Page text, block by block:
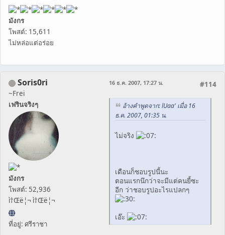
มังกร
โพสต์: 15,611
ไม่หล่อแต่อร่อย
Soris0ri
~Frei
เฟรินจริงๆ
มังกร
โพสต์: 52,936
ì†Œë¦¬ ì†Œë¦¬
ที่อยู่: ศรีราชา
#114
16 ธ.ค. 2007, 17:27 น.
อ้างคำพูดจาก: lUaa' เมื่อ 16
ธ.ค. 2007, 01:35 น.
ไม่จริง
เดือนก็ชอบรูปนี้นะ
ตอนแรกนึกว่าจะมีแต่คนยี้ซะ
อีก ว่าชอบรูปอะไรแปลกๆ
เอ๊ะ